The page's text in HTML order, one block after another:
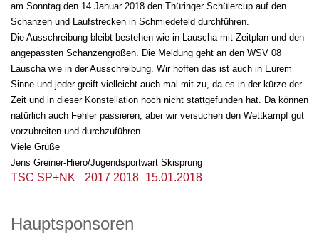
am Sonntag den 14.Januar 2018 den Thüringer Schülercup auf den
Schanzen und Laufstrecken in Schmiedefeld durchführen.
Die Ausschreibung bleibt bestehen wie in Lauscha mit Zeitplan und den
angepassten Schanzengrößen. Die Meldung geht an den WSV 08
Lauscha wie in der Ausschreibung. Wir hoffen das ist auch in Eurem
Sinne und jeder greift vielleicht auch mal mit zu, da es in der kürze der
Zeit und in dieser Konstellation noch nicht stattgefunden hat. Da können
natürlich auch Fehler passieren, aber wir versuchen den Wettkampf gut
vorzubreiten und durchzuführen.
Viele Grüße
Jens Greiner-Hiero/Jugendsportwart Skisprung
TSC SP+NK_ 2017 2018_15.01.2018
Hauptsponsoren